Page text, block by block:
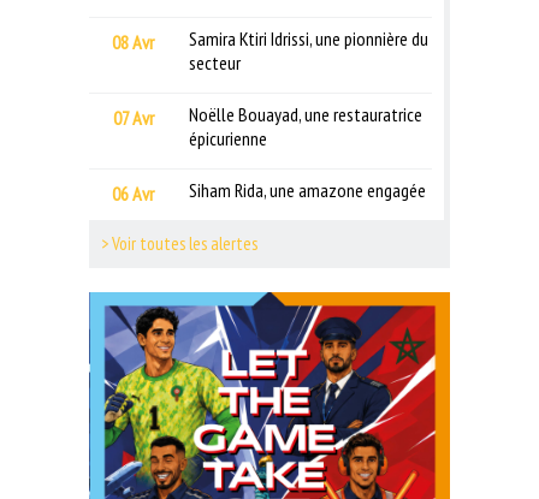
08 Avr
Samira Ktiri Idrissi, une pionnière du
secteur
07 Avr
Noëlle Bouayad, une restauratrice
épicurienne
06 Avr Siham Rida, une amazone engagée
> Voir toutes les alertes